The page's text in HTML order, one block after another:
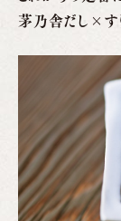
茅乃舎だし×す